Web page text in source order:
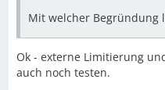
Mit welcher Begründung
Ok - externe Limitierung
auch noch testen.